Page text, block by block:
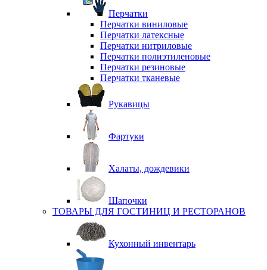
Перчатки
Перчатки виниловые
Перчатки латексные
Перчатки нитриловые
Перчатки полиэтиленовые
Перчатки резиновые
Перчатки тканевые
Рукавицы
Фартуки
Халаты, дождевики
Шапочки
ТОВАРЫ ДЛЯ ГОСТИНИЦ И РЕСТОРАНОВ
Кухонный инвентарь